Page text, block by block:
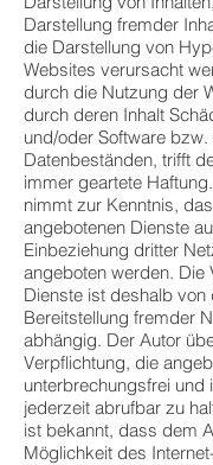
Darstellung fremder
die Darstellung von
Websites verursacht
durch die Nutzung der
durch deren Inhalt
und/oder Software
Datenbeständen, trifft
immer geartete
nimmt zur Kenntnis,
angebotenen Dienste
Einbeziehung dritter
angeboten werden. Die
Dienste ist deshalb von
Bereitstellung fremder
abhängig. Der Autor
Verpflichtung, die
unterbrechungsfrei und
jederzeit abrufbar zu
ist bekannt, dass dem
Möglichkeit des